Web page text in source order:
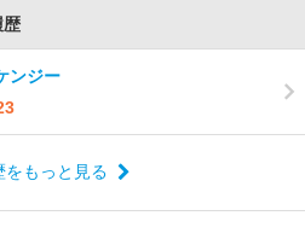
歴
ンジー
をもっと見る